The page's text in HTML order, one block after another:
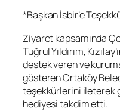
*Başkan İsbir’e
Ziyaret kapsamında
Tuğrul Yıldırım,
destek veren ve
gösteren Ortaköy
teşekkürlerini ileterek
hediyesi takdim etti.